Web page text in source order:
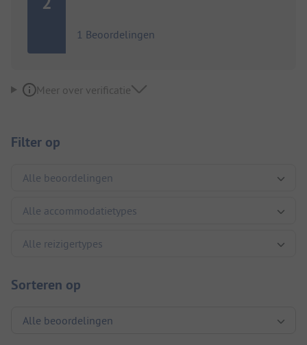
1 Beoordelingen
Meer over verificatie
Filter op
Sorteren op